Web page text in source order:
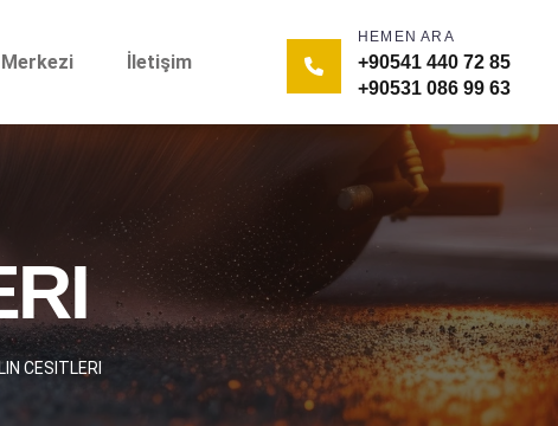
İletişim
HEMEN ARA
+90541 440 72 85
+90531 086 99 63
CESITLERI